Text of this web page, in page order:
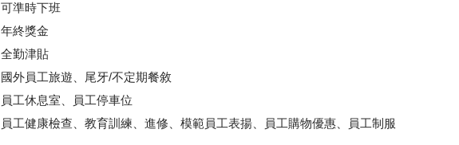
可準時下班
年終獎金
全勤津貼
國外員工旅遊、尾牙/不定期餐敘
員工休息室、員工停車位
員工健康檢查、教育訓練、進修、模範員工表揚、員工購物優惠、員工制服